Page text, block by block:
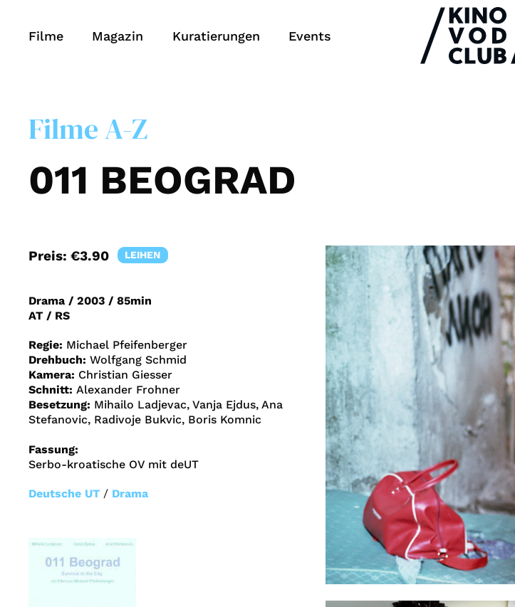
So geht’s
Filmpakete
Gutscheine
& Filmpässe
Account
Suche
Filme Magazin Kuratierungen Events
Filme A-Z
011 BEOGRAD
Preis: €3.90 LEIHEN
Drama / 2003 / 85min
AT / RS
Regie: Michael Pfeifenberger
Drehbuch: Wolfgang Schmid
Kamera: Christian Giesser
Schnitt: Alexander Frohner
Besetzung: Mihailo Ladjevac, Vanja Ejdus, Ana
Stefanovic, Radivoje Bukvic, Boris Komnic
Fassung:
Serbo-kroatische OV mit deUT
Deutsche UT / Drama